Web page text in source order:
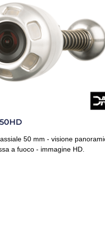
50 mm - visione
a fuoco - immagine HD.